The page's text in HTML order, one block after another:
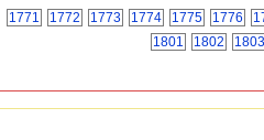
1771
1772 1773 1774 1775 1776
1801
1802 1803